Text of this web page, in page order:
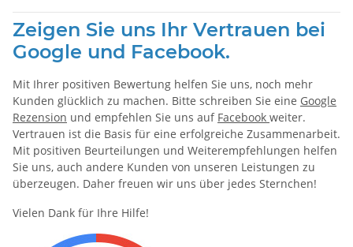
Zeigen Sie uns Ihr Vertrauen bei
Google und Facebook.
Mit Ihrer positiven Bewertung helfen Sie uns, noch mehr
Kunden glücklich zu machen. Bitte schreiben Sie eine Google
Rezension und empfehlen Sie uns auf Facebook weiter.
Vertrauen ist die Basis für eine erfolgreiche Zusammenarbeit.
Mit positiven Beurteilungen und Weiterempfehlungen helfen
Sie uns, auch andere Kunden von unseren Leistungen zu
überzeugen. Daher freuen wir uns über jedes Sternchen!
Vielen Dank für Ihre Hilfe!